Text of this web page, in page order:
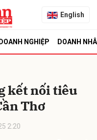
English
DOANH NGHIỆP DOANH
kết nối tiêu
Thơ
2:20